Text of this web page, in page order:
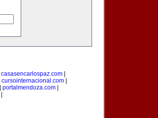
casasencarlospaz.com
cursointernacional.com|
portalmendoza.com